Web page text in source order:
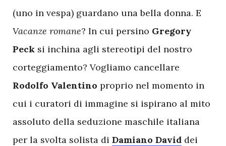
(uno in vespa) guardano una bella donna. E
Vacanze romane? In cui persino Gregory
Peck si inchina agli stereotipi del nostro
corteggiamento? Vogliamo cancellare
Rodolfo Valentino proprio nel momento in
cui i curatori di immagine si ispirano al mito
assoluto della seduzione maschile italiana
per la svolta solista di Damiano David dei